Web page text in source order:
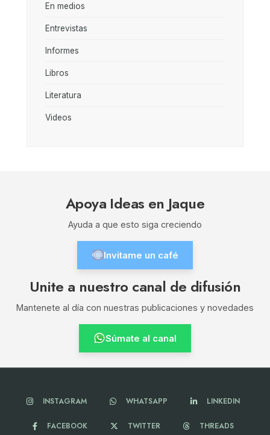
En medios
Entrevistas
Informes
Libros
Literatura
Videos
Apoya Ideas en Jaque
Ayuda a que esto siga creciendo
Invitame un café
Unite a nuestro canal de difusión
Mantenete al día con nuestras publicaciones y novedades
Súmate al canal
INSTAGRAM WHATSAPP LINKEDIN
FACEBOOK TWITTER THREADS